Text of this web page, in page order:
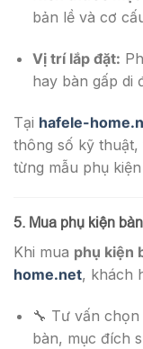
bản lề và cơ
Vị trí lắp đặt:
hay bàn gấp di
Tại hafele-
thông số kỹ
từng mẫu phụ
5. Mua phụ kiện
Khi mua phụ kiện
home.net, khách
🔧 Tư vấn
bàn, mục đích